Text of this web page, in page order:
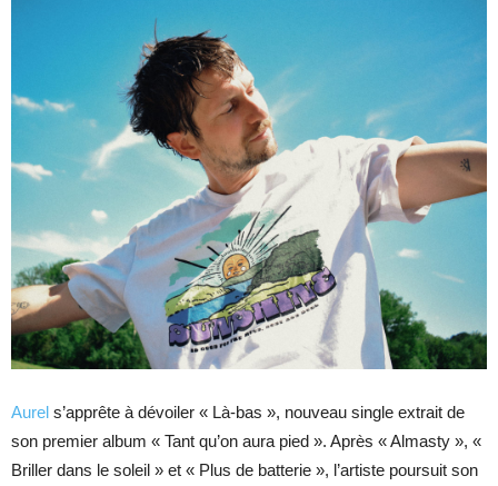
Aurel s’apprête à dévoiler « Là-bas », nouveau single extrait de
son premier album « Tant qu’on aura pied ». Après « Almasty », «
Briller dans le soleil » et « Plus de batterie », l’artiste poursuit son